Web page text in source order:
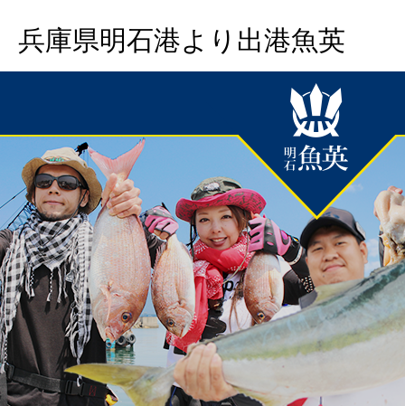
兵庫県明石港より出港魚英